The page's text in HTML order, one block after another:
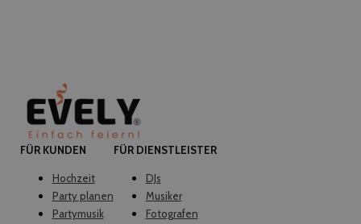
FÜR KUNDEN
Hochzeit
Party planen
Partymusik
FÜR DIENSTLEISTER
DJs
Musiker
Fotografen